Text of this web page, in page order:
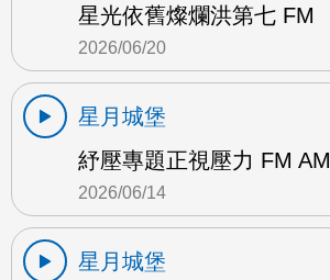
星光依舊燦爛洪第七 FM
2026/06/20
星月城堡
紓壓專題正視壓力 FM AM
2026/06/14
星月城堡